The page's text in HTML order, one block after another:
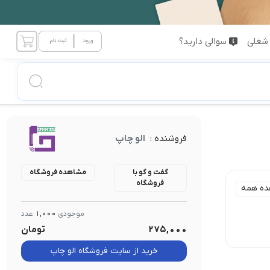
سوالی دارید؟
همه
1cm تا 5cm
فروشنده : الو چاپ
گفت و گو با
فروشگاه
مشاهده فروشگاه
موجودی 1,000 عدد
275,000 تومان
خرید از سایت فروشگاه الو چاپ